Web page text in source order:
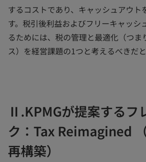
するコストであり、キャッシュアウト
す。税引後利益およびフリーキャッシ
るためには、税の管理と最適化（つま
ス）を経営課題の1つと考えるべきだと
Ⅱ.KPMGが提案するフ
ク：Tax Reimagined
再構築）